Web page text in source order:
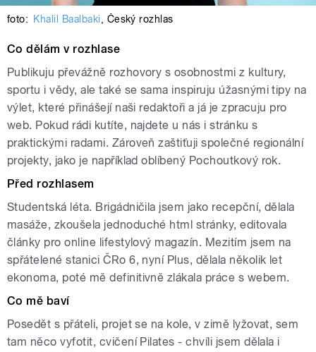
foto: Khalil Baalbaki, Český rozhlas
Co dělám v rozhlase
Publikuju převážně rozhovory s osobnostmi z kultury,
sportu i vědy, ale také se sama inspiruju úžasnými tipy na
výlet, které přinášejí naši redaktoři a já je zpracuju pro
web. Pokud rádi kutíte, najdete u nás i stránku s
praktickými radami. Zároveň zaštiťuji společné regionální
projekty, jako je například oblíbený Pochoutkový rok.
Před rozhlasem
Studentská léta. Brigádničila jsem jako recepční, dělala
masáže, zkoušela jednoduché html stránky, editovala
články pro online lifestylový magazín. Mezitím jsem na
spřátelené stanici ČRo 6, nyní Plus, dělala několik let
ekonoma, poté mě definitivně zlákala práce s webem.
Co mě baví
Posedět s přáteli, projet se na kole, v zimě lyžovat, sem
tam něco vyfotit, cvičení Pilates - chvíli jsem dělala i